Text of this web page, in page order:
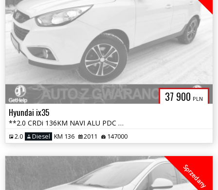
37 900 PLN
Hyundai ix35
**2.0 CRDi 136KM NAVI ALU PDC SKÓRY 4xGRZNE FOTELE OPŁATY GWARANCJA**
2.0 Diesel KM 136 2011 147000
Sprzedany